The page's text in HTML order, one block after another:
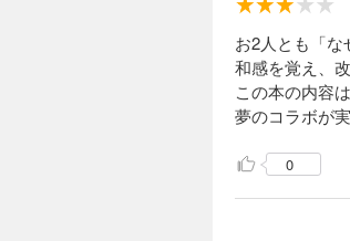
お2人とも「
和感を覚え、
この本の内容
夢のコラボが
0